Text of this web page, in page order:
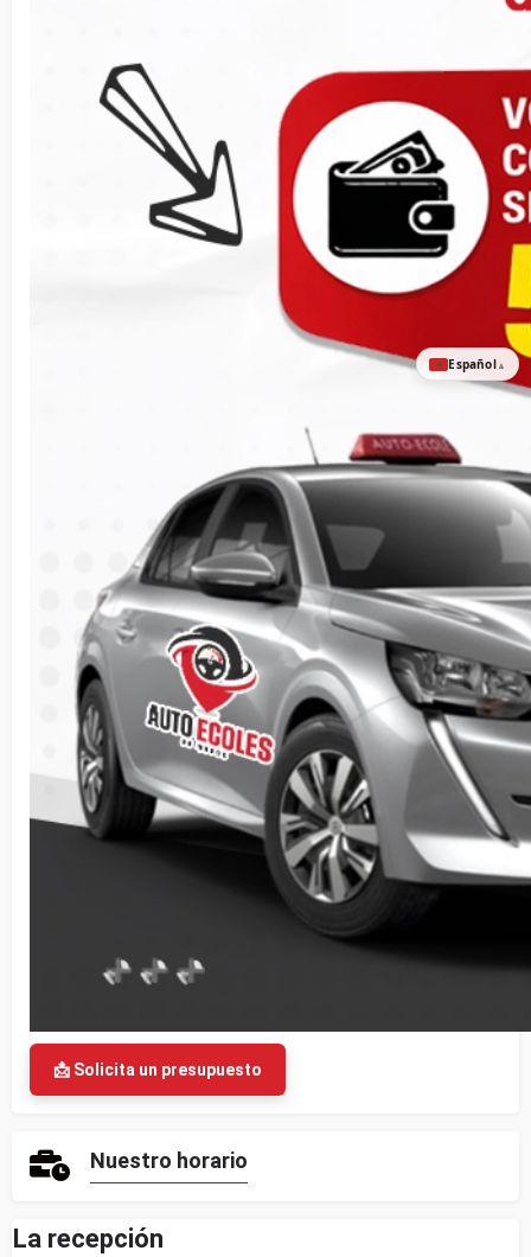
📩 Solicita un presupuesto
Nuestro horario
La recepción
Español ▲